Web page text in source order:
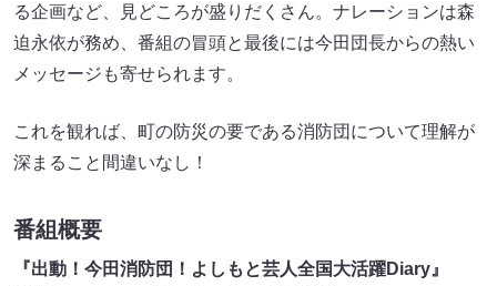
る企画など、見どころが盛りだくさん。ナレーションは森
迫永依が務め、番組の冒頭と最後には今田団長からの熱い
メッセージも寄せられます。
これを観れば、町の防災の要である消防団について理解が
深まること間違いなし！
番組概要
『出動！今田消防団！よしもと芸人全国大活躍Diary』